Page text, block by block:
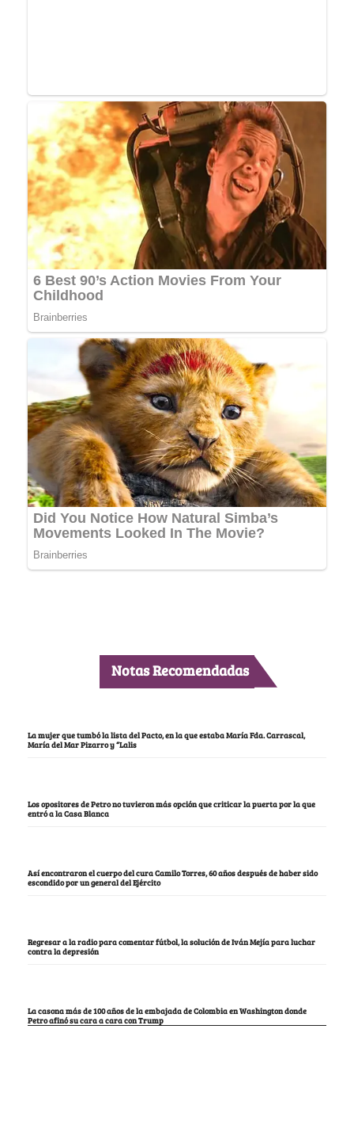
Notas Recomendadas
La mujer que tumbó la lista del Pacto, en la que estaba María Fda. Carrascal,
María del Mar Pizarro y “Lalis
Los opositores de Petro no tuvieron más opción que criticar la puerta por la que
entró a la Casa Blanca
Así encontraron el cuerpo del cura Camilo Torres, 60 años después de haber sido
escondido por un general del Ejército
Regresar a la radio para comentar fútbol, la solución de Iván Mejía para luchar
contra la depresión
La casona más de 100 años de la embajada de Colombia en Washington donde
Petro afinó su cara a cara con Trump